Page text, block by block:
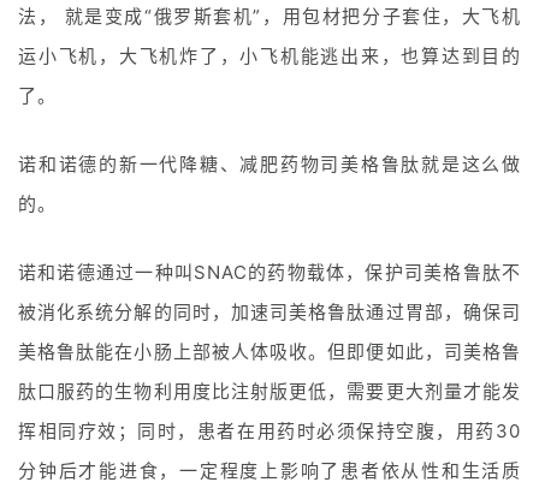
法， 就是变成“俄罗斯套机”，用包材把分子套住，大飞机
运小飞机，大飞机炸了，小飞机能逃出来，也算达到目的
了。
诺和诺德的新一代降糖、减肥药物司美格鲁肽就是这么做
的。
诺和诺德通过一种叫SNAC的药物载体，保护司美格鲁肽不
被消化系统分解的同时，加速司美格鲁肽通过胃部，确保司
美格鲁肽能在小肠上部被人体吸收。但即便如此，司美格鲁
肽口服药的生物利用度比注射版更低，需要更大剂量才能发
挥相同疗效；同时，患者在用药时必须保持空腹，用药30
分钟后才能进食，一定程度上影响了患者依从性和生活质